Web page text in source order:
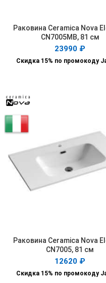
В КОРЗИНУ
Раковина Ceramica Nova
CN7005MB, 81 см
23990 ₽
Скидка 15% по промокоду
В КОРЗИНУ
Раковина Ceramica Nova
CN7005, 81 см
12620 ₽
Скидка 15% по промокоду